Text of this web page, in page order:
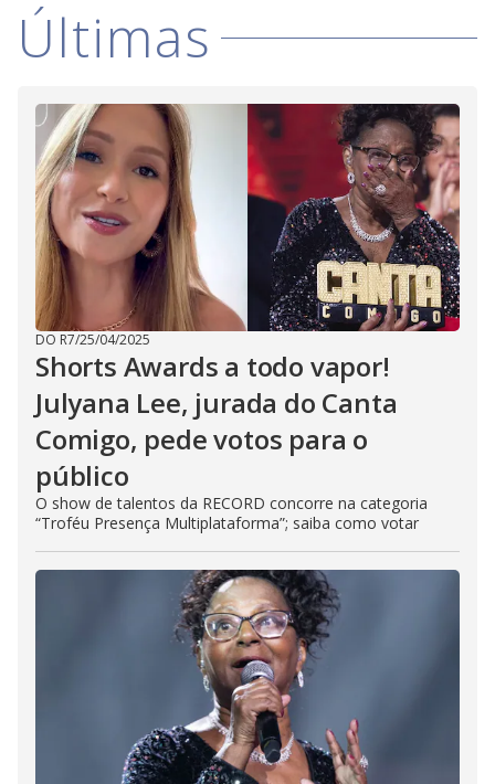
Últimas
DO R7/25/04/2025
Shorts Awards a todo vapor!
Julyana Lee, jurada do Canta
Comigo, pede votos para o
público
O show de talentos da RECORD concorre na categoria
“Troféu Presença Multiplataforma”; saiba como votar